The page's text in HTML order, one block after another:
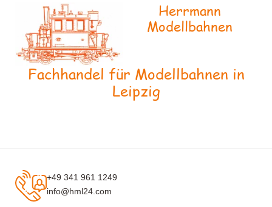
Herrmann
Modellbahnen
Fachhandel für Modellbahnen in
Leipzig
+49 341 961 1249
info@hml24.com